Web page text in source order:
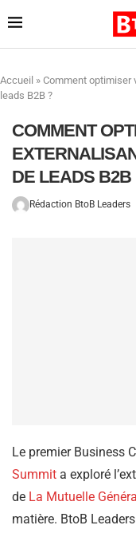
Accueil » Comment optimiser
leads B2B ?
COMMENT
DE LEADS B2B
Rédaction BtoB Leaders
Le premier Business
Summit a exploré
de La Mutuelle
matière. BtoB